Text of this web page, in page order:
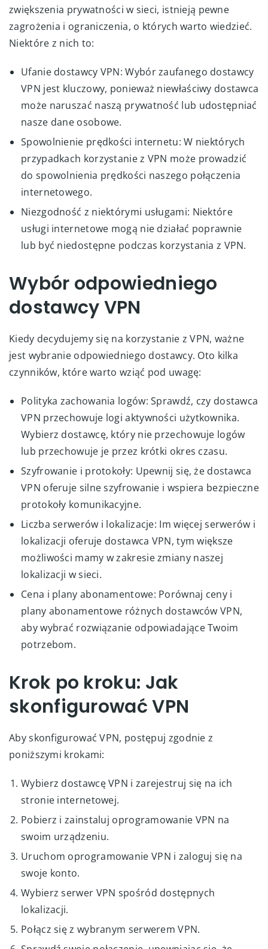
zwiększenia prywatności w sieci, istnieją pewne
zagrożenia i ograniczenia, o których warto wiedzieć.
Niektóre z nich to:
Ufanie dostawcy VPN: Wybór zaufanego dostawcy
VPN jest kluczowy, ponieważ niewłaściwy dostawca
może naruszać naszą prywatność lub udostępniać
nasze dane osobowe.
Spowolnienie prędkości internetu: W niektórych
przypadkach korzystanie z VPN może prowadzić
do spowolnienia prędkości naszego połączenia
internetowego.
Niezgodność z niektórymi usługami: Niektóre
usługi internetowe mogą nie działać poprawnie
lub być niedostępne podczas korzystania z VPN.
Wybór odpowiedniego
dostawcy VPN
Kiedy decydujemy się na korzystanie z VPN, ważne
jest wybranie odpowiedniego dostawcy. Oto kilka
czynników, które warto wziąć pod uwagę:
Polityka zachowania logów: Sprawdź, czy dostawca
VPN przechowuje logi aktywności użytkownika.
Wybierz dostawcę, który nie przechowuje logów
lub przechowuje je przez krótki okres czasu.
Szyfrowanie i protokoły: Upewnij się, że dostawca
VPN oferuje silne szyfrowanie i wspiera bezpieczne
protokoły komunikacyjne.
Liczba serwerów i lokalizacje: Im więcej serwerów i
lokalizacji oferuje dostawca VPN, tym większe
możliwości mamy w zakresie zmiany naszej
lokalizacji w sieci.
Cena i plany abonamentowe: Porównaj ceny i
plany abonamentowe różnych dostawców VPN,
aby wybrać rozwiązanie odpowiadające Twoim
potrzebom.
Krok po kroku: Jak
skonfigurować VPN
Aby skonfigurować VPN, postępuj zgodnie z
poniższymi krokami:
Wybierz dostawcę VPN i zarejestruj się na ich
stronie internetowej.
Pobierz i zainstaluj oprogramowanie VPN na
swoim urządzeniu.
Uruchom oprogramowanie VPN i zaloguj się na
swoje konto.
Wybierz serwer VPN spośród dostępnych
lokalizacji.
Połącz się z wybranym serwerem VPN.